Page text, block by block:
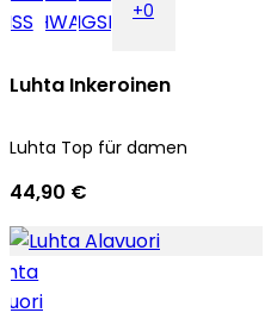
+0
Luhta Inkeroinen
Luhta Top für damen
44,90 €